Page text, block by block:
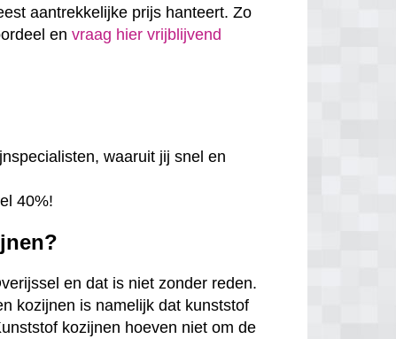
aantrekkelijke prijs hanteert. Zo
envraag hier vrijblijvend
waaruit jij snel en
40%!
en dat is niet zonder reden.
kozijnen is namelijk dat kunststof
kozijnen hoeven niet om de